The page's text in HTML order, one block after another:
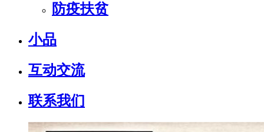
防疫扶贫
小品
互动交流
联系我们